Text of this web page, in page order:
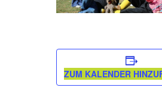
ZUM KALENDER